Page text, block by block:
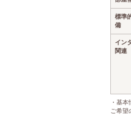
標準
備
イン
関連
・基
ご希望